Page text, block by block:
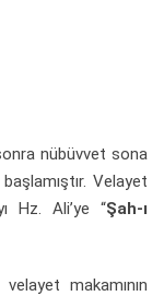
nübüvvet sona
Velayet
Hz. Ali’ye “Şah-ı
makamının